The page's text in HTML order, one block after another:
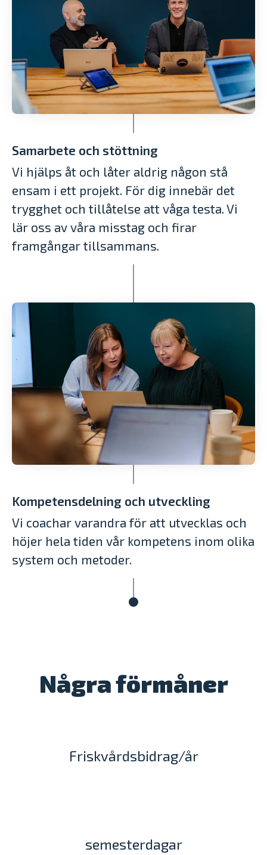
Samarbete och stöttning
Vi hjälps åt och låter aldrig någon stå
ensam i ett projekt. För dig innebär det
trygghet och tillåtelse att våga testa. Vi
lär oss av våra misstag och firar
framgångar tillsammans.
Kompetensdelning och utveckling
Vi coachar varandra för att utvecklas och
höjer hela tiden vår kompetens inom olika
system och metoder.
Några förmåner
Friskvårdsbidrag/år
semesterdagar